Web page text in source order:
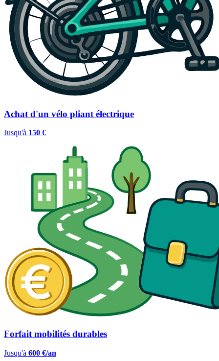
Achat d'un vélo pliant électrique
Jusqu'à 150 €
Forfait mobilités durables
Jusqu'à 600 €/an